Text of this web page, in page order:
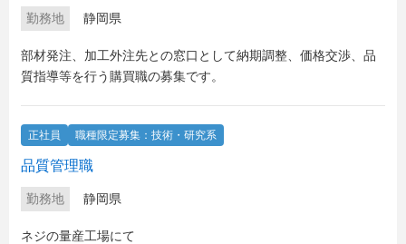
勤務地 静岡県
部材発注、加工外注先との窓口として納期調整、価格交渉、品
質指導等を行う購買職の募集です。
正社員 職種限定募集：技術・研究系
品質管理職
勤務地 静岡県
ネジの量産工場にて